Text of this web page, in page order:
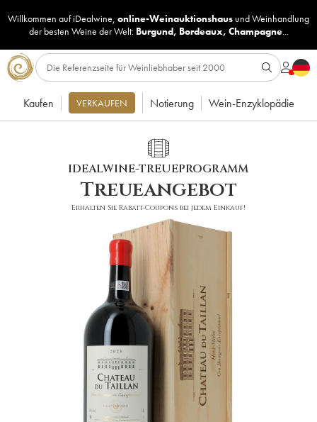
Willkommen auf iDealwine, online-Weinauktionshaus undWeinhandlung
der besten Weine der Welt: Burgund, Bordeaux, Champagne...
Kaufen VERKAUFEN Notierung Wein-Enzyklopädie
IDEALWINE-TREUEPROGRAMM
Treueangebot
Erhalten Sie Rabatt-Coupons bei jedem Einkauf!